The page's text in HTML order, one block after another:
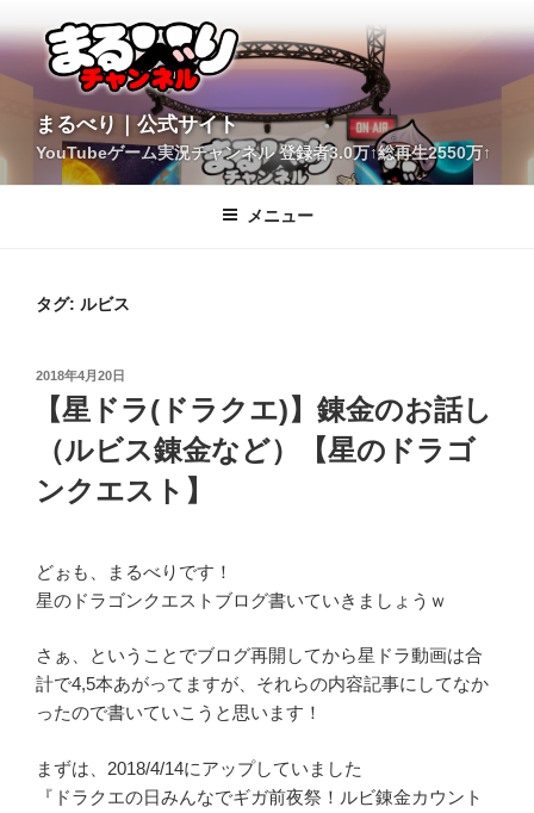
ン
テ
へ
ス
まるべり｜公式サイト
YouTubeゲーム実況チャンネル 登録者3.0万↑総再生2550万↑
メニュー
タグ: ルビス
投
2018年4月20日
【星ドラ(ドラクエ)】錬金のお話し
（ルビス錬金など）【星のドラゴ
ンクエスト】
どぉも、まるべりです！
星のドラゴンクエストブログ書いていきましょうｗ
さぁ、ということでブログ再開してから星ドラ動画は合
計で4,5本あがってますが、それらの内容記事にしてなか
ったので書いていこうと思います！
まずは、2018/4/14にアップしていました
『ドラクエの日みんなでギガ前夜祭！ルビ錬金カウント